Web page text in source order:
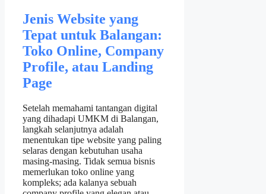
Jenis Website yang
Tepat untuk Balangan:
Toko Online, Company
Profile, atau Landing
Page
Setelah memahami tantangan digital
yang dihadapi UMKM di Balangan,
langkah selanjutnya adalah
menentukan tipe website yang paling
selaras dengan kebutuhan usaha
masing‑masing. Tidak semua bisnis
memerlukan toko online yang
kompleks; ada kalanya sebuah